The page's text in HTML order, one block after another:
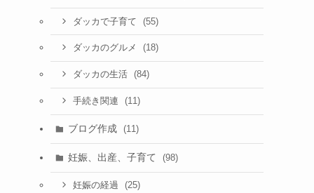
ダッカで子育て (55)
ダッカのグルメ (18)
ダッカの生活 (84)
手続き関連 (11)
ブログ作成 (11)
妊娠、出産、子育て (98)
妊娠の経過 (25)